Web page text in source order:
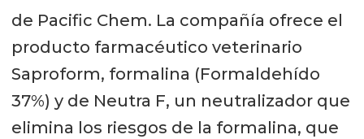
de Pacific Chem. La compañía ofrece el
producto farmacéutico veterinario
Saproform, formalina (Formaldehído
37%) y de Neutra F, un neutralizador que
elimina los riesgos de la formalina, que